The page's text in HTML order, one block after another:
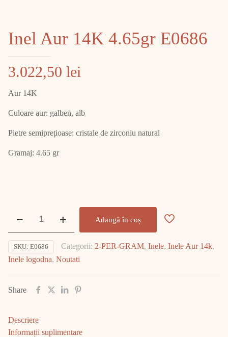
Inel Aur 14K 4.65gr E0686
3.022,50 lei
Aur 14K
Culoare aur: galben, alb
Pietre semiprețioase: cristale de zirconiu natural
Gramaj: 4.65 gr
14K
4.65gr
Adaugă în coș
SKU: E0686 Categorii: 2-PER-GRAM, Inele, Inele Aur 14k,
Inele logodna, Noutati
Share
Descriere
Informații suplimentare